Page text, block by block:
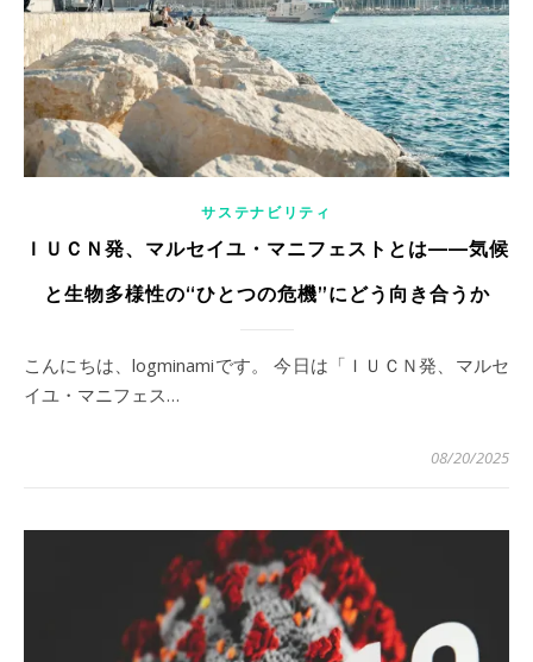
サステナビリティ
ＩＵＣＮ発、マルセイユ・マニフェストとは——気候
と生物多様性の“ひとつの危機”にどう向き合うか
こんにちは、logminamiです。 今日は「ＩＵＣＮ発、マルセ
イユ・マニフェス…
08/20/2025